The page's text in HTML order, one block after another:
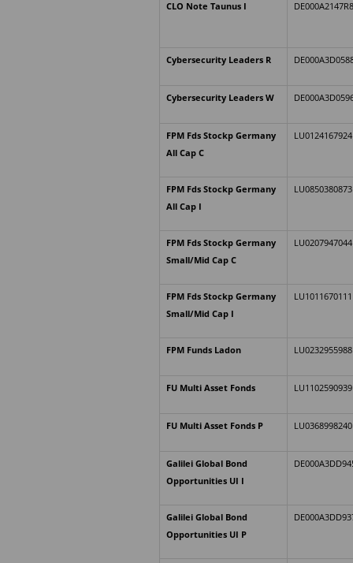
CLO Note Taunus I DE000A2147R8
Cybersecurity Leaders R
Cybersecurity Leaders W
FPM Fds Stockp Germany
All Cap C
LU0124167924
FPM Fds Stockp Germany
All Cap I
LU0850380873
FPM Fds Stockp Germany
Small/Mid Cap C
LU0207947044
FPM Fds Stockp Germany
Small/Mid Cap I
LU1011670111
FPM Funds Ladon LU0232955988
FU Multi Asset Fonds LU1102590939
FU Multi Asset Fonds P LU0368998240
Galilei Global Bond
Opportunities UI I
Galilei Global Bond
Opportunities UI P